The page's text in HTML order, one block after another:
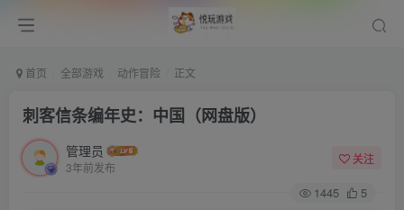
首页 全部游戏 动作冒险 正文
刺客信条编年史：中国（网盘版）
管理员
3年前发布
关注
1445 5